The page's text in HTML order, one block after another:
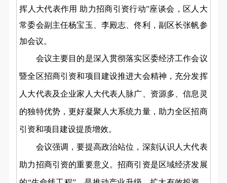
挥人大代表作用 助力招商引资行动”座谈会，区人大
常委会副主任杨宝玉、李殿志、佟利，副区长张帆参
加会议。
会议主要目的是深入贯彻落实区委经济工作会议
暨全区招商引资和项目建设推进大会精神，充分发挥
人大代表及企业家人大代表人脉广、资源多、信息灵
的独特优势，更好凝聚人大系统力量，助力全区招商
引资和项目建设提质增效。
会议强调，要提高政治站位，深刻认识人大代表
助力招商引资的重要意义。招商引资是区域经济发展